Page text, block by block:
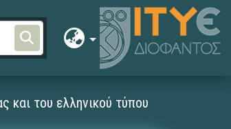
και του ελληνικού τύπου